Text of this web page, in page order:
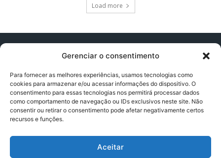
Gerenciar o consentimento
Para fornecer as melhores experiências, usamos tecnologias como
cookies para armazenar e/ou acessar informações do dispositivo. O
consentimento para essas tecnologias nos permitirá processar dados
como comportamento de navegação ou IDs exclusivos neste site. Não
consentir ou retirar o consentimento pode afetar negativamente certos
recursos e funções.
Aceitar
Load more
Contato:contatopapogeek@gmail.com
Política de Privacidade